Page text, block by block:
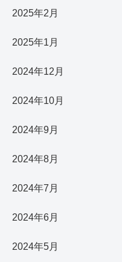
2025年2月
2025年1月
2024年12月
2024年10月
2024年9月
2024年8月
2024年7月
2024年6月
2024年5月